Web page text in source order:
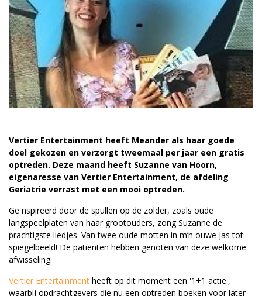
Vertier Entertainment heeft Meander als haar goede
doel gekozen en verzorgt tweemaal per jaar een gratis
optreden. Deze maand heeft Suzanne van Hoorn,
eigenaresse van Vertier Entertainment, de afdeling
Geriatrie verrast met een mooi optreden.
Geïnspireerd door de spullen op de zolder, zoals oude
langspeelplaten van haar grootouders, zong Suzanne de
prachtigste liedjes. Van twee oude motten in m’n ouwe jas tot
spiegelbeeld! De patiënten hebben genoten van deze welkome
afwisseling.
Vertier Entertainment heeft op dit moment een '1+1 actie',
waarbij opdrachtgevers die nu een optreden boeken voor later